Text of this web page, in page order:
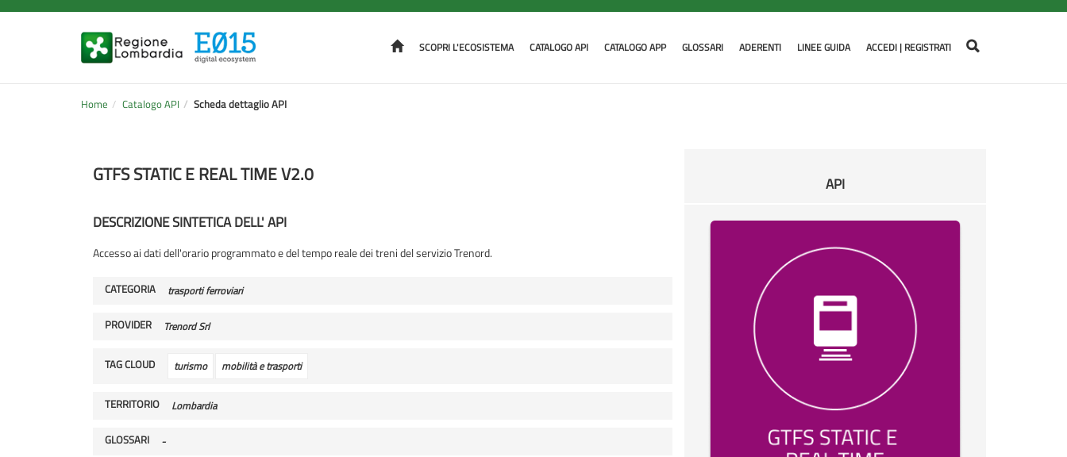
SCOPRI L'ECOSISTEMA CATALOGO API CATALOGO APP GLOSSARI ADERENTI LINEE GUIDA ACCEDI | REGISTRATI
Home Catalogo API Scheda dettaglio API
GTFS STATIC E REAL TIME V2.0
DESCRIZIONE SINTETICA DELL' API
Accesso ai dati dell'orario programmato e del tempo reale dei treni del servizio Trenord.
CATEGORIA trasporti ferroviari
PROVIDER Trenord Srl
TAG CLOUD turismo mobilità e trasporti
TERRITORIO Lombardia
GLOSSARI -
API